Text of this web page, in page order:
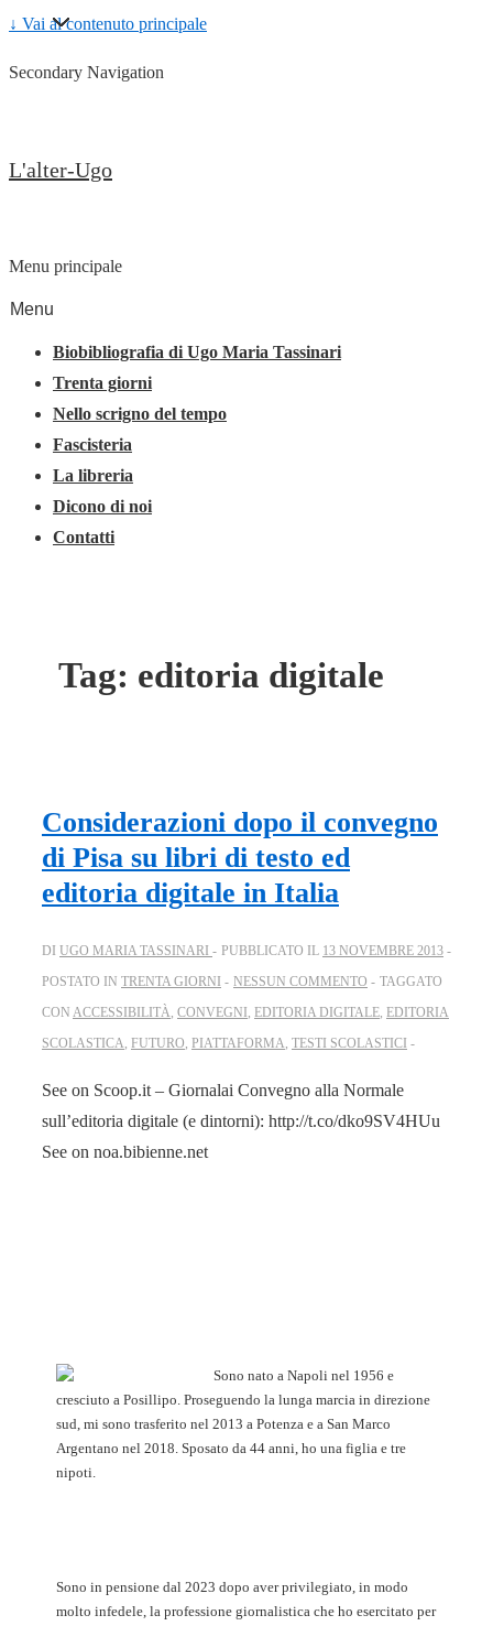
↓ Vai al contenuto principale
Secondary Navigation
L'alter-Ugo
Menu principale
Menu
Biobibliografia di Ugo Maria Tassinari
Trenta giorni
Nello scrigno del tempo
Fascisteria
La libreria
Dicono di noi
Contatti
Tag: editoria digitale
Considerazioni dopo il convegno
di Pisa su libri di testo ed
editoria digitale in Italia
DI UGO MARIA TASSINARI PUBBLICATO IL 13 NOVEMBRE 2013
POSTATO IN TRENTA GIORNI NESSUN COMMENTO
TAGGATO
CON ACCESSIBILITÀ, CONVEGNI , EDITORIA DIGITALE, EDITORIA
SCOLASTICA, FUTURO, PIATTAFORMA, TESTI SCOLASTICI
See on Scoop.it – Giornalai Convegno alla Normale
sull’editoria digitale (e dintorni): http://t.co/dko9SV4HUu
See on noa.bibienne.net
Sono nato a Napoli nel 1956 e
cresciuto a Posillipo. Proseguendo la lunga marcia in direzione
sud, mi sono trasferito nel 2013 a Potenza e a San Marco
Argentano nel 2018. Sposato da 44 anni, ho una figlia e tre
nipoti.
Sono in pensione dal 2023 dopo aver privilegiato, in modo
molto infedele, la professione giornalistica che ho esercitato per